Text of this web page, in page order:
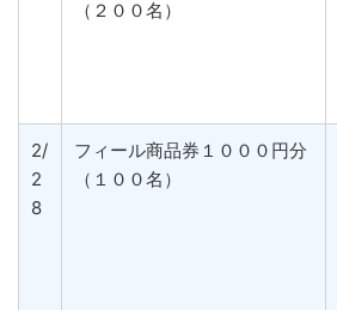
（２００名）
2/
2
8
フィール商品券１０００円分
（１００名）